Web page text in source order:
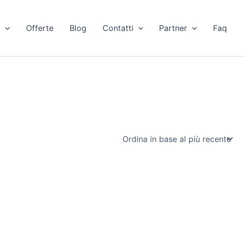
Offerte Blog Contatti Partner Faq